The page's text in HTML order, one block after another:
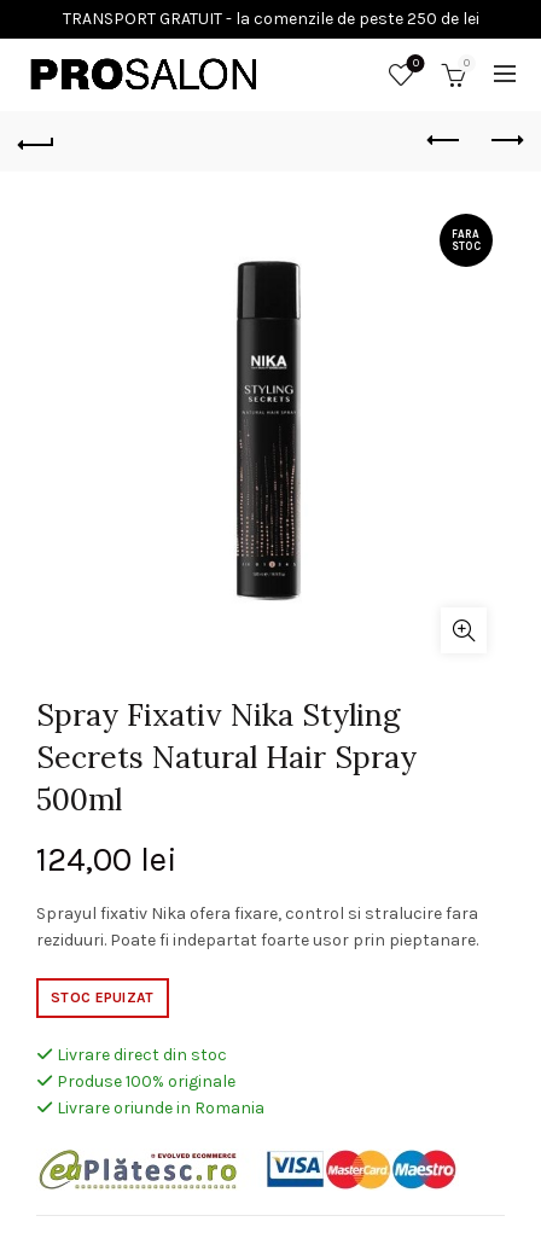
0 0
FARA
STOC
Spray Fixativ Nika Styling
Secrets Natural Hair Spray
500ml
124,00 lei
Sprayul fixativ Nika ofera fixare, control si stralucire fara
reziduuri. Poate fi indepartat foarte usor prin pieptanare.
STOC EPUIZAT
Livrare direct din stoc
Produse 100% originale
Livrare oriunde in Romania